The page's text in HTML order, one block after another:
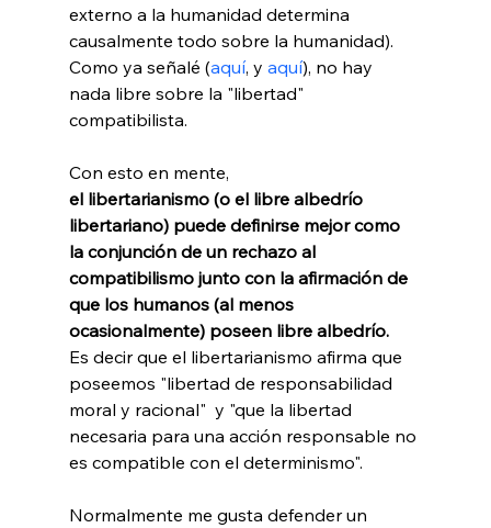
externo a la humanidad determina
causalmente todo sobre la humanidad).
Como ya señalé (aquí, y aquí), no hay
nada libre sobre la "libertad"
compatibilista.
Con esto en mente,
el libertarianismo (o el libre albedrío
libertariano) puede definirse mejor como
la conjunción de un rechazo al
compatibilismo junto con la afirmación de
que los humanos (al menos
ocasionalmente) poseen libre albedrío.
Es decir que el libertarianismo afirma que
poseemos "libertad de responsabilidad
moral y racional" y "que la libertad
necesaria para una acción responsable no
es compatible con el determinismo".
Normalmente me gusta defender un